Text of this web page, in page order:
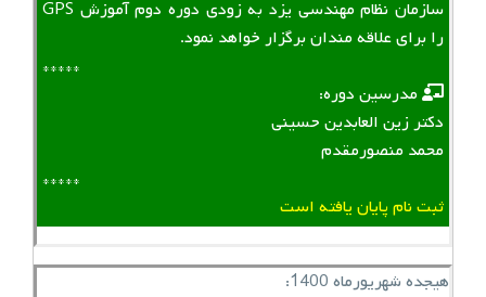
سازمان نظام مهندسی یزد به زودی دوره دوم آموزش GPS
را برای علاقه مندان برگزار خواهد نمود.
*****
‌ ‌ مدرسین دوره:
دکتر زین العابدین حسینی
محمد منصورمقدم
*****
ثبت نام پایان یافته است
هیجده شهریورماه 1400: